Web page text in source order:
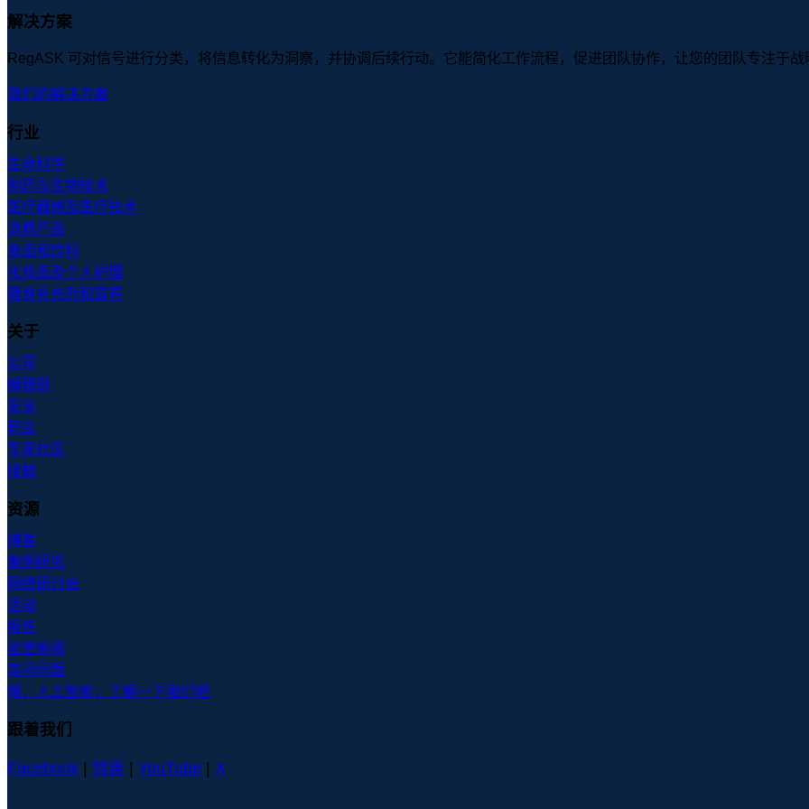
解决方案
RegASK 可对信号进行分类，将信息转化为洞察，并协调后续行动。它能简化工作流程，促进团队协作，让您的团队专注于战
我们的解决方案
行业
生命科学
制药与生物技术
医疗器械及医疗技术
消费产品
食品和饮料
化妆品及个人护理
膳食补充剂和营养
关于
公司
编辑部
安全
职业
专家社区
接触
资源
博客
案例研究
网络研讨会
活动
报告
监管新闻
常问问题
嘿，人工智能，了解一下我们吧
跟着我们
Facebook | 领英 | YouTube | X